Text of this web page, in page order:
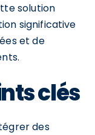
solution
significative
et de
clés
des